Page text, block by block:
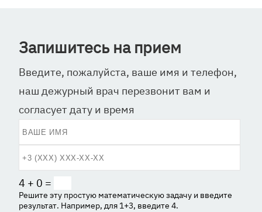
Запишитесь на прием
Введите, пожалуйста, ваше имя и телефон,
наш дежурный врач перезвонит вам и
согласует дату и время
4 + 0 =
Решите эту простую математическую задачу и введите
результат. Например, для 1+3, введите 4.